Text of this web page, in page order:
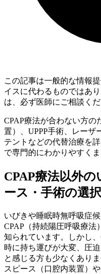
この記事は一般的な情報
イスに代わるものではあ
は、必ず医師にご相談くだ
CPAP療法が合わない方の
置）、UPPP手術、レーザ
テントなどの代替治療を
で専門的にわかりやすくま
CPAP療法以外
ース・手術の選
いびきや睡眠時無呼吸症
CPAP（持続陽圧呼吸療法
知られています。しかし
時に持ち運びが大変、圧
と感じる方も少なくあり
スピース（口腔内装置）